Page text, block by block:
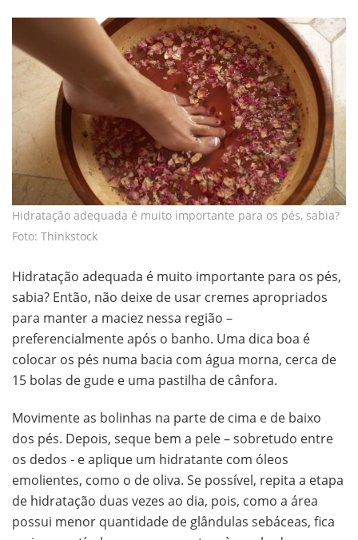
Hidratação adequada é muito importante para os pés, sabia?
Foto: Thinkstock
Hidratação adequada é muito importante para os pés,
sabia? Então, não deixe de usar cremes apropriados
para manter a maciez nessa região –
preferencialmente após o banho. Uma dica boa é
colocar os pés numa bacia com água morna, cerca de
15 bolas de gude e uma pastilha de cânfora.
Movimente as bolinhas na parte de cima e de baixo
dos pés. Depois, seque bem a pele – sobretudo entre
os dedos - e aplique um hidratante com óleos
emolientes, como o de oliva. Se possível, repita a etapa
de hidratação duas vezes ao dia, pois, como a área
possui menor quantidade de glândulas sebáceas, fica